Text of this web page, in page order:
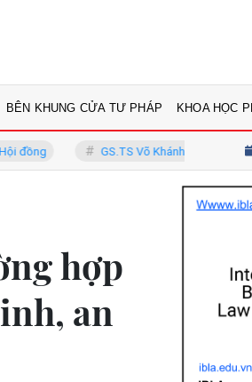
BÊN KHUNG CỬA TƯ PHÁP KHOA HỌC
GS.TS Võ Khánh Vinh - Ủy viên Hội đồng
hợp
an